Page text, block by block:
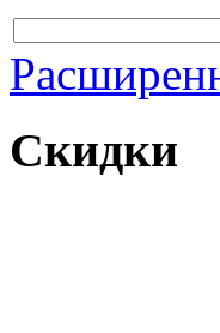
Скидки